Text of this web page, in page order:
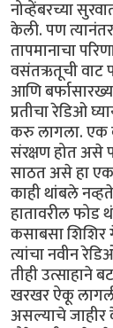
नोव्हेंबरच्या
केली. पण
तापमानाचा
वसंतऋतूची वाट
आणि
प्रतीचा रेडिओ
करु लागला. एक
संरक्षण होत असे
साठत असे हा एक
काही थांबले
हातावरील फोड
कसाबसा
त्यांचा नवीन
तीही उत्साहाने
खरखर ऐकू
असल्याचे